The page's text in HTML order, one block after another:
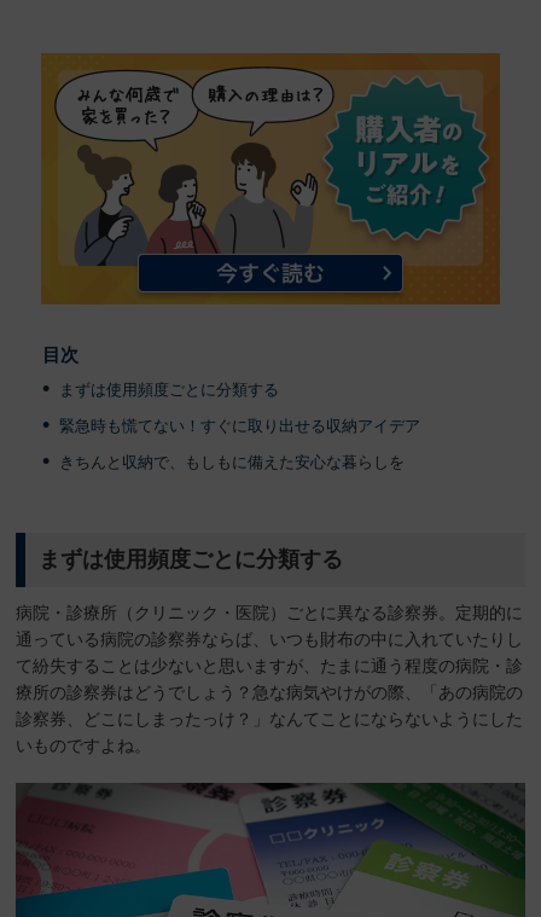
目次
まずは使用頻度ごとに分類する
緊急時も慌てない！すぐに取り出せる収納アイデア
きちんと収納で、もしもに備えた安心な暮らしを
まずは使用頻度ごとに分類する
病院・診療所（クリニック・医院）ごとに異なる診察券。定期的に
通っている病院の診察券ならば、いつも財布の中に入れていたりし
て紛失することは少ないと思いますが、たまに通う程度の病院・診
療所の診察券はどうでしょう？急な病気やけがの際、「あの病院の
診察券、どこにしまったっけ？」なんてことにならないようにした
いものですよね。